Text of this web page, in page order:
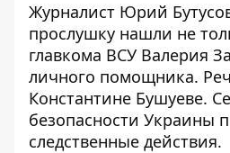
Журналист Юрий
прослушку нашли не
главкома ВСУ Валерия
личного помощника.
Константине Бушуеве.
безопасности Украины
следственные действия.